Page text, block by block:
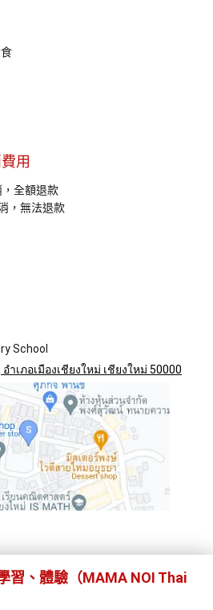
用
全額退款
，無法退款
School
ำเภอเมืองเชียงใหม่ เชียงใหม่ 50000
習、體驗（MAMA NOI Thai